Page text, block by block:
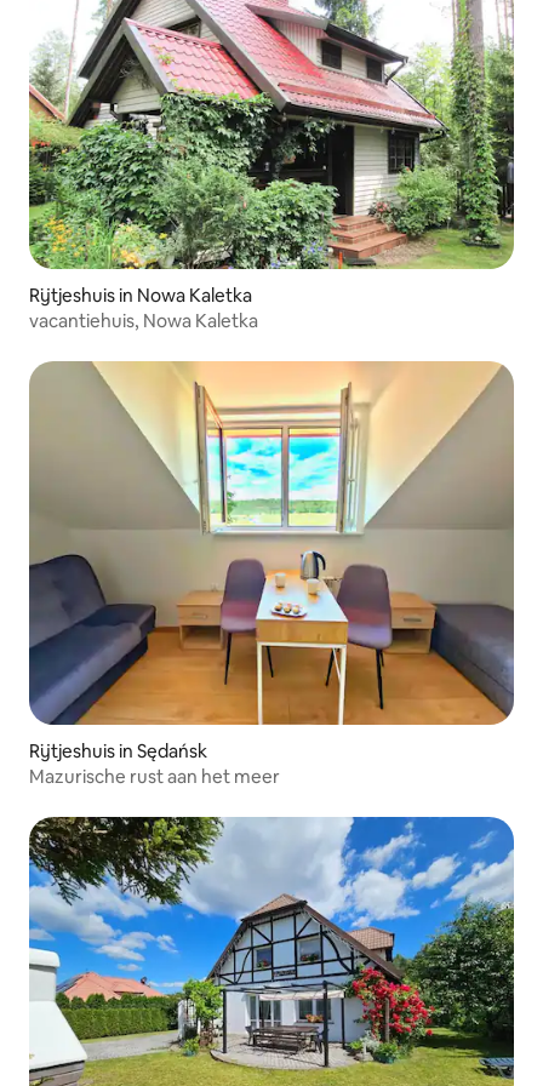
Rijtjeshuis in Nowa Kaletka
vacantiehuis, Nowa Kaletka
Rijtjeshuis in Sędańsk
Mazurische rust aan het meer